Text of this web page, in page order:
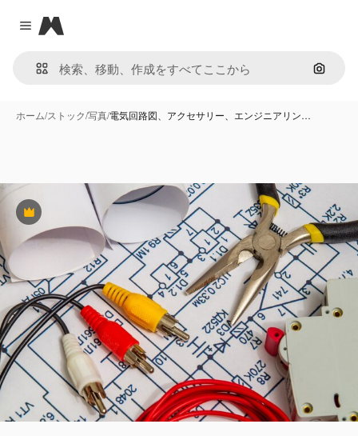
Close menu
Magnific
画像で
ホーム/ストック/写真/電気回路図、アクセサリー、エンジニアリン…
Premium